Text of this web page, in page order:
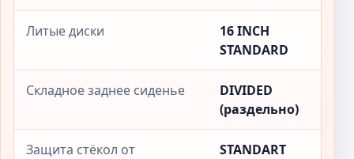
Литые диски
16 INCH
STANDARD
Складное заднее сиденье
DIVIDED
(раздельно)
Защита стёкол от
STANDART